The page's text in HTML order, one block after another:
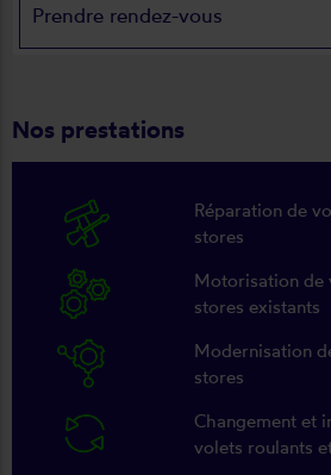
Prendre rendez-vous
Nos prestations
Réparation de
stores
Motorisation de
stores existants
Modernisation
stores
Changement et
volets roulants